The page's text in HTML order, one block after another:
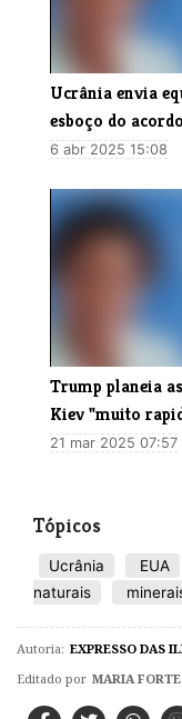
Ucrânia envia
esboço do
6 abr 2025 15:08
Trump planeia
Kiev "muito
21 mar 2025 07:57
Tópicos
Ucrânia EUA
naturais
Autoria: EXPRESSO DAS
Editado por MARIA